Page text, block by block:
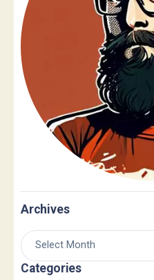
Archives
Categories